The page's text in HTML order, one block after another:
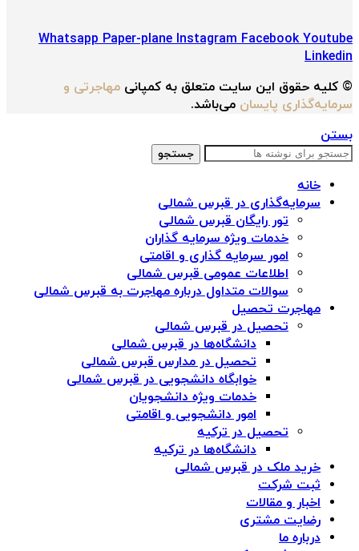
Whatsapp Paper-plane Instagram Facebook Youtube
Linkedin
© کلیه حقوق این سایت متعلق به کمپانی مهاجرتی و
سرمایه‌گذاری پایسان می‌باشد.
بستن
جستجو
خانه
سرمایه‌گذاری در قبرس شمالی
تور رایگان قبرس شمالی
خدمات ویژه سرمایه گذاران
امور سرمایه گذاری و اقامتی
اطلاعات عمومی قبرس شمالی
سوالات متداول درباره مهاجرت به قبرس شمالی
مهاجرت تحصیل
تحصیل در قبرس شمالی
دانشگاه‌ها در قبرس شمالی
تحصیل در مدارس قبرس شمالی
خوابگاه دانشجویی در قبرس شمالی
خدمات ویژه دانشجویان
امور دانشجویی و اقامتی
تحصیل در ترکیه
دانشگاه‌ها در ترکیه
خرید ملک در قبرس شمالی
ثبت شرکت
اخبار و مقالات
رضایت مشتری
درباره ما